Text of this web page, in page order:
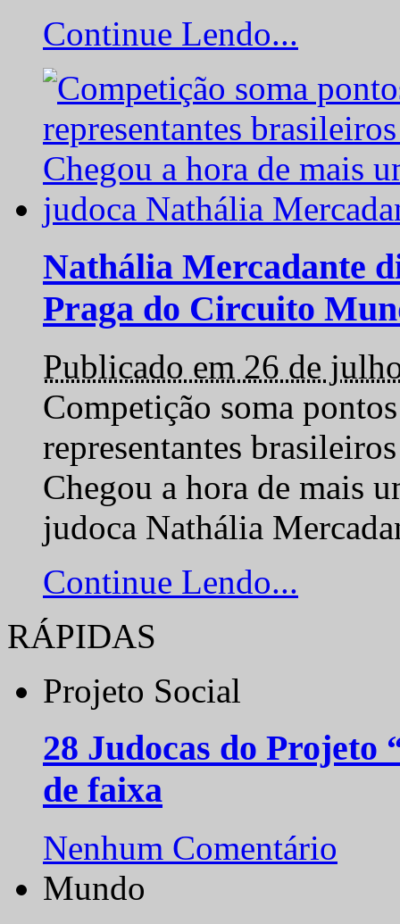
Continue Lendo...
Nathália Mercadante
Praga do Circuito
Publicado em 26 de
Competição soma
representantes
Chegou a hora de mais
judoca Nathália
Continue Lendo...
RÁPIDAS
Projeto Social
28 Judocas do
de faixa
Nenhum Comentário
Mundo